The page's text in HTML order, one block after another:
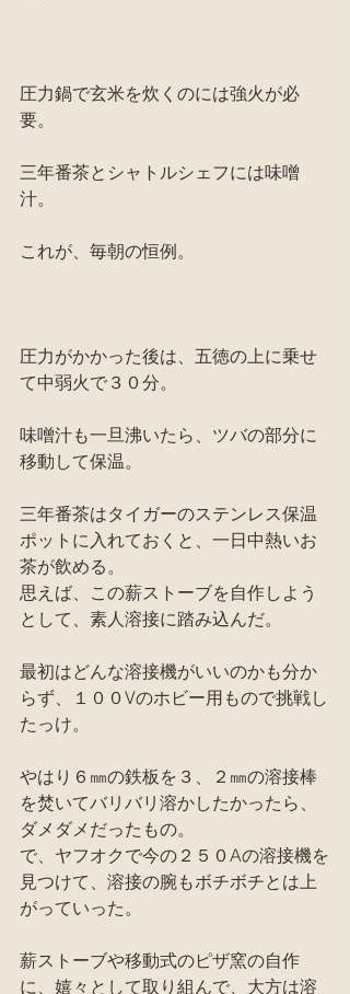
圧力鍋で玄米を炊くのには強火が必
要。
三年番茶とシャトルシェフには味噌
汁。
これが、毎朝の恒例。
圧力がかかった後は、五徳の上に乗せ
て中弱火で３０分。
味噌汁も一旦沸いたら、ツバの部分に
移動して保温。
三年番茶はタイガーのステンレス保温
ポットに入れておくと、一日中熱いお
茶が飲める。
思えば、この薪ストーブを自作しよう
として、素人溶接に踏み込んだ。
最初はどんな溶接機がいいのかも分か
らず、１００Vのホビー用もので挑戦し
たっけ。
やはり６㎜の鉄板を３、２㎜の溶接棒
を焚いてバリバリ溶かしたかったら、
ダメダメだったもの。
で、ヤフオクで今の２５０Aの溶接機を
見つけて、溶接の腕もボチボチとは上
がっていった。
薪ストーブや移動式のピザ窯の自作
に、嬉々として取り組んで、大方は溶